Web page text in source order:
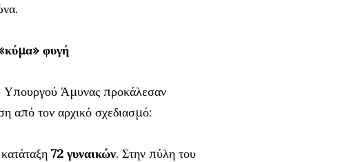
φυγή
Υπουργού Άμυνας προκάλεσαν
από τον αρχικό σχεδιασμό:
72 γυναικών. Στην πύλη του